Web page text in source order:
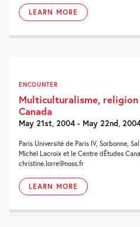
LEARN MORE
ENCOUNTER
Multiculturalisme,
Canada
May 21st, 2004 - May 22nd,
Paris Université de Paris IV, Sorbonne,
Michel Lacroix et le Centre dÉtudes
christine.lorre@noss.fr
LEARN MORE